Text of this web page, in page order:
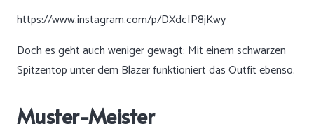
https://www.instagram.com/p/DXdcIP8jKwy
Doch es geht auch weniger gewagt: Mit einem schwarzen
Spitzentop unter dem Blazer funktioniert das Outfit ebenso.
Muster-Meister